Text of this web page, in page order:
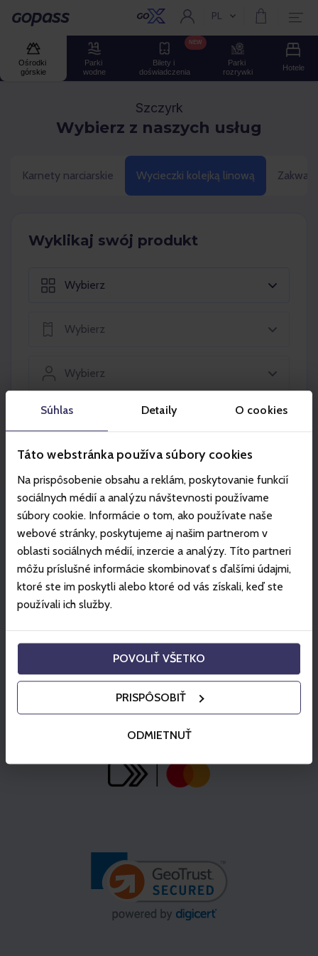
Súhlas Detaily O cookies
Táto webstránka používa súbory cookies
Na prispôsobenie obsahu a reklám, poskytovanie funkcií
sociálnych médií a analýzu návštevnosti používame
súbory cookie. Informácie o tom, ako používate naše
webové stránky, poskytujeme aj našim partnerom v
oblasti sociálnych médií, inzercie a analýzy. Títo partneri
môžu príslušné informácie skombinovať s ďalšími údajmi,
ktoré ste im poskytli alebo ktoré od vás získali, keď ste
používali ich služby.
POVOLIŤ VŠETKO
PRISPÔSOBIŤ
ODMIETNUŤ
Gopass Aktualny język:
PL
Ośrodki
górskie
Parki
wodne
Bilety i
doświadczenia
NEW
Parki
rozrywki
Hotele
Szczyrk
Wybierz z naszych usług
Karnety narciarskie Wycieczki kolejką linową
Wyklikaj swój produkt
Wybierz
Wybierz
Wybierz
Partner